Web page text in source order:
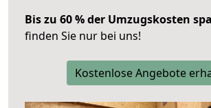
Bis zu 60 % der Umzugskosten
finden Sie nur bei uns!
Kostenlose Angebote